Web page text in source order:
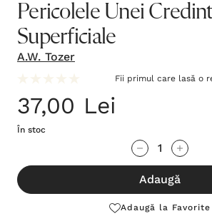
Pericolele Unei
Superficiale
A.W. Tozer
Fii primul care lasă o
37,00 Lei
În stoc
te!
Stocul
Adaugă
Adaugă la Favorite